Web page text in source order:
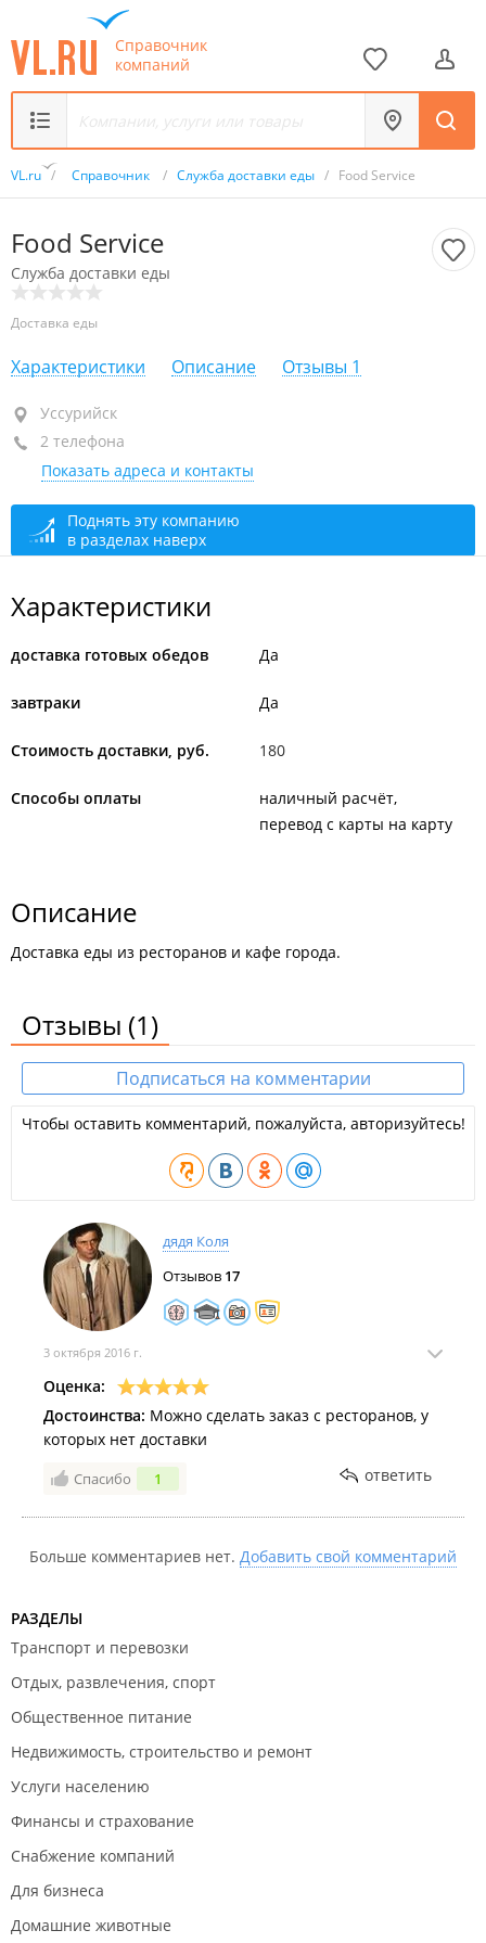
Справочник
компаний
VL.ru / Справочник / Служба доставки еды / Food Service
Food Service
Служба доставки еды
Доставка еды
Характеристики Описание Отзывы 1
Уссурийск
+7 (4234) 24-62-47
+7 924 261-18-08
сегодня закрыто
Уссурийск
2 телефона
Показать адреса и контакты
Поднять эту компанию
в разделах наверх
Характеристики
доставка готовых обедов Да
завтраки Да
Стоимость доставки, руб. 180
Способы оплаты
наличный расчёт
перевод с карты на карту
Описание
Доставка еды из ресторанов и кафе города.
Отзывы (1)
Подписаться на комментарии
Чтобы оставить комментарий, пожалуйста, авторизуйтесь!
дядя Коля
Отзывов 17
3 октября 2016 г.
Оценка:
Достоинства: Можно сделать заказ с ресторанов, у
которых нет доставки
Спасибо 1 ответить
Больше комментариев нет. Добавить свой комментарий
РАЗДЕЛЫ
Транспорт и перевозки
Отдых, развлечения, спорт
Общественное питание
Недвижимость, строительство и ремонт
Услуги населению
Финансы и страхование
Снабжение компаний
Для бизнеса
Домашние животные